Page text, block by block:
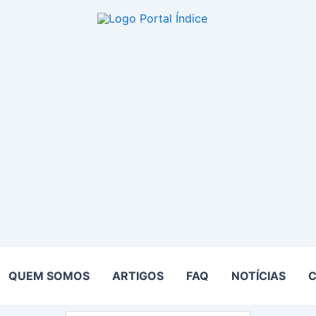
QUEM SOMOS ARTIGOS FAQ NOTÍCIAS